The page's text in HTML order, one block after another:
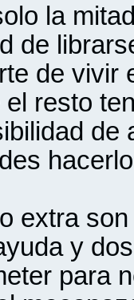
la
de
de vivir
resto
de
extra
y
para